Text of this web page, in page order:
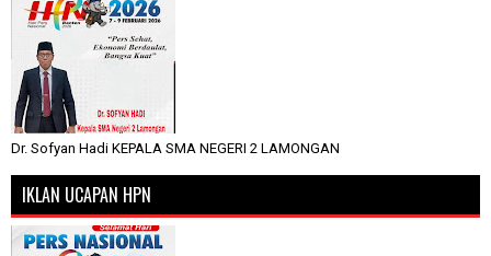
Dr. Sofyan Hadi KEPALA SMA NEGERI 2 LAMONGAN
IKLAN UCAPAN HPN